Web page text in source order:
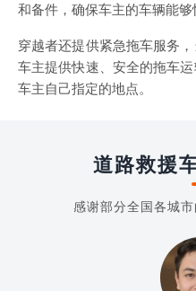
和备件，确保车主的车辆能够
穿越者还提供紧急拖车服务
车主提供快速、安全的拖车
车主自己指定的地点。
道路救援
感谢部分全国各城